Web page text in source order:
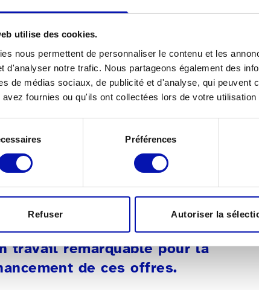
utilise des cookies.
nous permettent de personnaliser le contenu et les
d'analyser notre trafic. Nous partageons également des
de médias sociaux, de publicité et d'analyse, qui
avez fournies ou qu'ils ont collectées lors de votre
Préférences
Refuser Autoriser la
Genève
Bienne, Martigny, Delémont, Renens,
sur le
site de l’association
l’expérience de
à en parler autour de vous…
travail remarquable pour la
de ces offres.